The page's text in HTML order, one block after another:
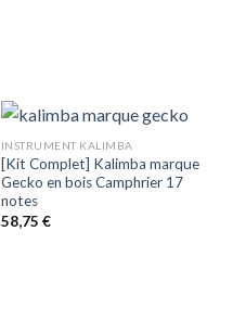
INSTRUMENT KALIMBA
[Kit Complet] Kalimba marque
Gecko en bois Camphrier 17
notes
58,75 €